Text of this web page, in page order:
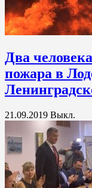
Два
пожара в
21.09.2019 Выкл.